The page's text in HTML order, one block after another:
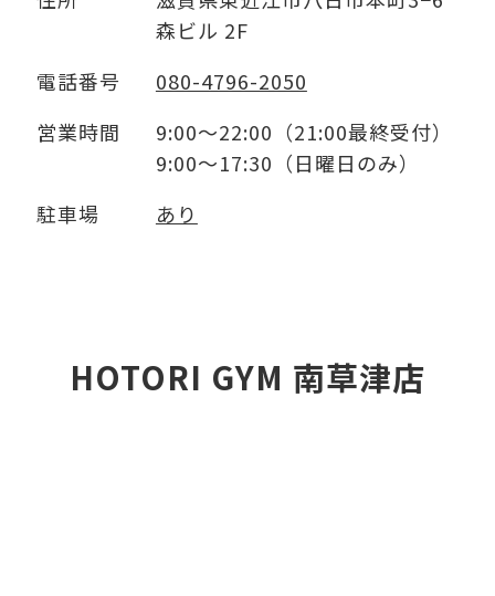
森ビル 2F
電話番号
080-4796-2050
営業時間
9:00～22:00（21:00最終受付）
9:00～17:30（日曜日のみ）
駐車場
あり
HOTORI GYM 南草津店